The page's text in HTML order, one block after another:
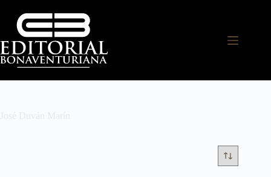
José Duván Marín